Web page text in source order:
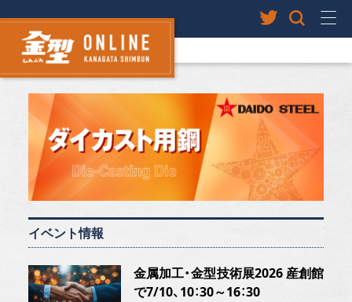
イベント情報
金属加工・金型技術展2026 産創館
で7/10、10：30～16：30